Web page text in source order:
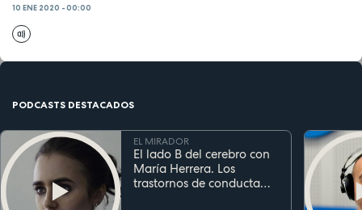
10 ENE 2020 - 00:00
PODCASTS DESTACADOS
EL MIRADOR
El lado B del cerebro con
María Herrera. Los
trastornos de conducta